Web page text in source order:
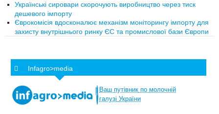
Українські сировари скорочують виробництво через тиск
дешевого імпорту
Єврокомісія вдосконалює механізм моніторингу імпорту для
захисту внутрішнього ринку ЄС та промислової бази Європи
Infagro>media
Ваш путівник по молочній
галузі України